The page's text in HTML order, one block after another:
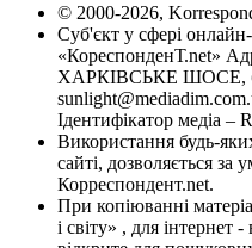
© 2000-2026,
Суб'єкт у сфері
«КореспонденТ.net»
ХАРКІВСЬКЕ ШОСЕ,
Ідентифікатор медіа –
Використання будь-
сайті, дозволяється за
Корреспондент.net.
При копіюванні
і світу» , для інтернет